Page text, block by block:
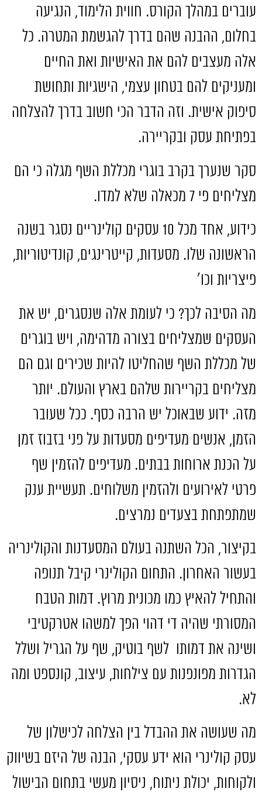
עוברים במהלך הקורס. חווית הלימוד, הנגיעה
בחלום, ההבנה שהם בדרך להגשמת המטרה. כל
אלה מעצבים להם את האישיות ואת החיים
ומעניקים להם בטחון עצמי, הישגיות ותחושת
סיפוק אישית. וזה הדבר הכי חשוב בדרך להצלחה
בפתיחת עסק ובקריירה.
סקר שנערך בקרב בוגרי מכללת השף מגלה כי הם
מצליחים פי
מכאלה שלא למדו.
כידוע, אחד מכל
עסקים קולינריים נסגר בשנה
הראשונה שלו. מסעדות, קייטרינגים, קונדיטוריות,
פיצריות וכו׳
מה הסיבה לכך? כי לעומת אלה שנסגרים, יש את
העסקים שמצליחים בצורה מדהימה, ויש בוגרים
של מכללת השף שהחליטו להיות שכירים וגם הם
מצליחים בקריירות שלהם בארץ והעולם. יותר
מזה. ידוע שבאוכל יש הרבה כסף. ככל שעובר
הזמן, אנשים מעדיפים מסעדות על פני בזבוז זמן
על הכנת ארוחות בבתים. מעדיפים להזמין שף
פרטי לאירועים ולהזמין משלוחים. תעשיית ענק
שמתפתחת בצעדים נמרצים.
בקיצור, הכל השתנה בעולם המסעדנות והקולינריה
בעשור האחרון. התחום הקולינרי קיבל תנופה
והתחיל להאיץ כמו מכונית מרוץ. דמות הטבח
המסורתי שהיה די דהוי הפך למשהו אטרקטיבי
ושינה את דמותו לשף בוטיק, שף על הגריל ושלל
הגדרות מפונפנות עם צילחות, עיצוב, קונספט ומה
לא.
מה שעושה את ההבדל בין הצלחה לכישלון של
עסק קולינרי הוא ידע עסקי, הבנה של היזם בשיווק
ולקוחות, יכולת ניתוח, ניסיון מעשי בתחום הבישול